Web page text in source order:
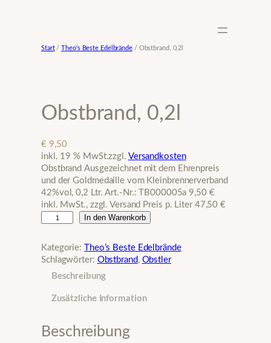
Start/Theo's Beste Edelbrände/ Obstbrand, 0,2l
Obstbrand, 0,2l
€9,50
inkl. 19 % MwSt.zzgl. Versandkosten
Obstbrand Ausgezeichnet mit dem Ehrenpreis
und der Goldmedaille vom Kleinbrennerverband
42%vol, 0,2 Ltr. Art.-Nr.: TB000005a 9,50 €
inkl. MwSt., zzgl. Versand Preis p. Liter 47,50 €
t
b
0
In den Warenkorb
Kategorie: Theo’s Beste Edelbrände
Schlagwörter: Obstbrand , Obstler
Beschreibung
Zusätzliche Information
Beschreibung